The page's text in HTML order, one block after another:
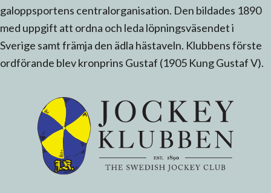
galoppsportens centralorganisation. Den bildades 1890
med uppgift att ordna och leda löpningsväsendet i
Sverige samt främja den ädla hästaveln. Klubbens förste
ordförande blev kronprins Gustaf (1905 Kung Gustaf V).